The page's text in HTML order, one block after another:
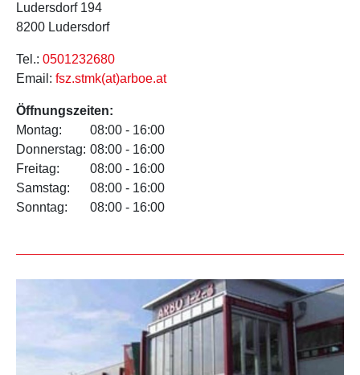
Ludersdorf 194
8200 Ludersdorf
Tel.: 0501232680
Email: fsz.stmk(at)arboe.at
Öffnungszeiten:
Montag:
08:00 - 16:00
Donnerstag: 08:00 - 16:00
Freitag:
08:00 - 16:00
Samstag:
08:00 - 16:00
Sonntag:
08:00 - 16:00